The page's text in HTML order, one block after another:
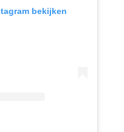
bekijken